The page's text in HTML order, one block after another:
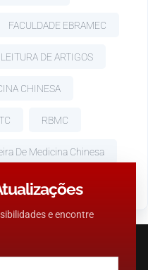
FACULDADE EBRAMEC
LEITURA DE ARTIGOS
CHINESA
RBMC
De Medicina Chinesa
TRATAMENTO
e encontre